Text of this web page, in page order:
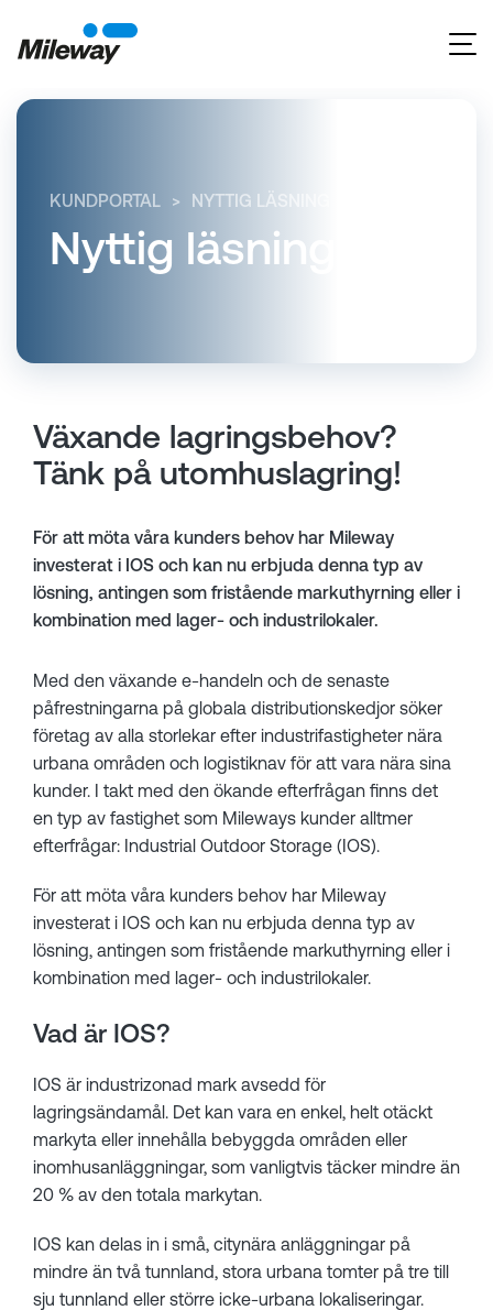
KUNDPORTAL NYTTIG LÄSNING
Nyttig läsning
Växande lagringsbehov?
Tänk på utomhuslagring!
För att möta våra kunders behov har Mileway
investerat i IOS och kan nu erbjuda denna typ av
lösning, antingen som fristående markuthyrning eller i
kombination med lager- och industrilokaler.
Med den växande e-handeln och de senaste
påfrestningarna på globala distributionskedjor söker
företag av alla storlekar efter industrifastigheter nära
urbana områden och logistiknav för att vara nära sina
kunder. I takt med den ökande efterfrågan finns det
en typ av fastighet som Mileways kunder alltmer
efterfrågar: Industrial Outdoor Storage (IOS).
För att möta våra kunders behov har Mileway
investerat i IOS och kan nu erbjuda denna typ av
lösning, antingen som fristående markuthyrning eller i
kombination med lager- och industrilokaler.
Vad är IOS?
IOS är industrizonad mark avsedd för
lagringsändamål. Det kan vara en enkel, helt otäckt
markyta eller innehålla bebyggda områden eller
inomhusanläggningar, som vanligtvis täcker mindre än
20 % av den totala markytan.
IOS kan delas in i små, citynära anläggningar på
mindre än två tunnland, stora urbana tomter på tre till
sju tunnland eller större icke-urbana lokaliseringar.